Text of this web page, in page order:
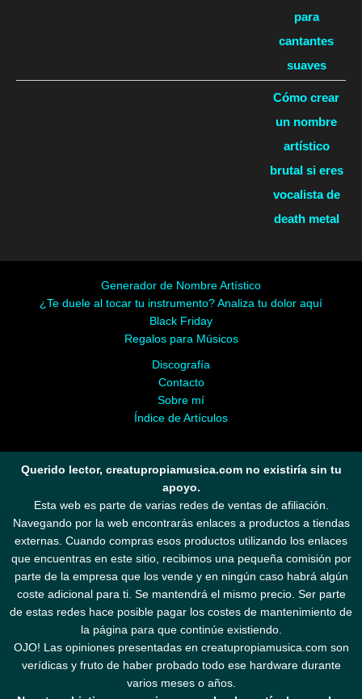
para
cantantes
suaves
Cómo crear
un nombre
artístico
brutal si eres
vocalista de
death metal
Generador de Nombre Artístico
¿Te duele al tocar tu instrumento? Analiza tu dolor aquí
Black Friday
Regalos para Músicos
Discografía
Contacto
Sobre mí
Índice de Artículos
Querido lector, creatupropiamusica.com no existiría sin tu
apoyo.
Esta web es parte de varias redes de ventas de afiliación.
Navegando por la web encontrarás enlaces a productos a tiendas
externas. Cuando compras esos productos utilizando los enlaces
que encuentras en este sitio, recibimos una pequeña comisión por
parte de la empresa que los vende y en ningún caso habrá algún
coste adicional para ti. Se mantendrá el mismo precio. Ser parte
de estas redes hace posible pagar los costes de mantenimiento de
la página para que continúe existiendo.
OJO! Las opiniones presentadas en creatupropiamusica.com son
verídicas y fruto de haber probado todo ese hardware durante
varios meses o años.